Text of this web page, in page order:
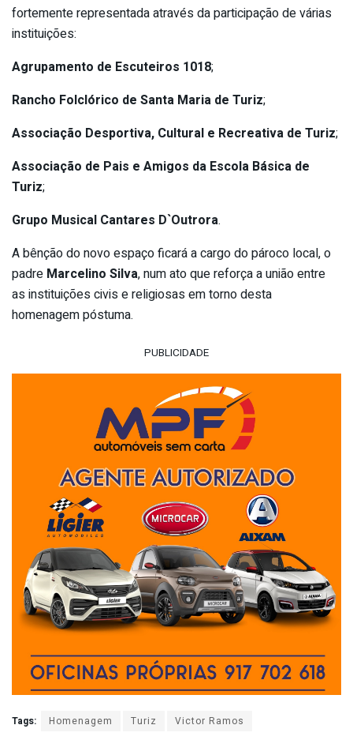
fortemente representada através da participação de várias
instituições:
Agrupamento de Escuteiros 1018;
Rancho Folclórico de Santa Maria de Turiz;
Associação Desportiva, Cultural e Recreativa de Turiz;
Associação de Pais e Amigos da Escola Básica de
Turiz;
Grupo Musical Cantares D`Outrora.
A bênção do novo espaço ficará a cargo do pároco local, o
padre Marcelino Silva, num ato que reforça a união entre
as instituições civis e religiosas em torno desta
homenagem póstuma.
PUBLICIDADE
Tags: Homenagem Turiz Victor Ramos